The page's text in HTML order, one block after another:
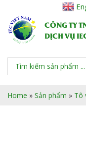
CÔNG TY
DỊCH VỤ
Home » Sản phẩm » Tô